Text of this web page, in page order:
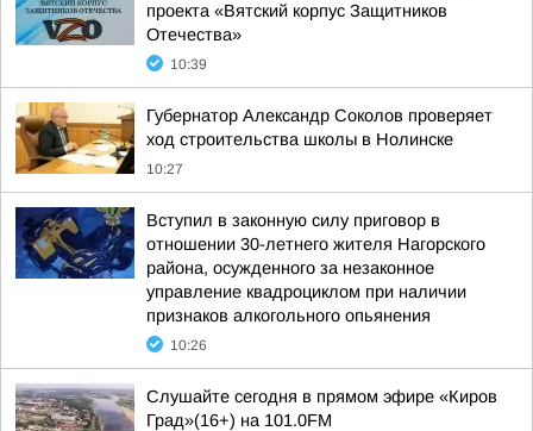
проекта «Вятский корпус Защитников
Отечества»
10:39
Губернатор Александр Соколов проверяет
ход строительства школы в Нолинске
10:27
Вступил в законную силу приговор в
отношении 30-летнего жителя Нагорского
района, осужденного за незаконное
управление квадроциклом при наличии
признаков алкогольного опьянения
10:26
Слушайте сегодня в прямом эфире «Киров
Град»(16+) на 101.0FM